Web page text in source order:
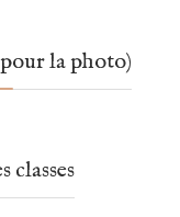
la photo)
classes